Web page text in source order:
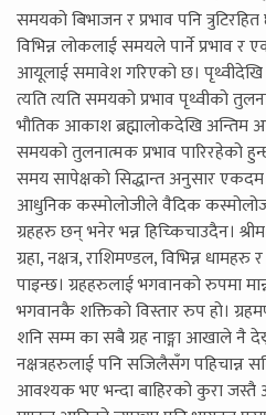
समयको बिभाजन र प्रभाव पनि
विभिन्न लोकलाई समयले पार्ने प्रभाव
आयूलाई समावेश गरिएको छ।
त्यति त्यति समयको प्रभाव पृथ्वीको
भौतिक आकाश ब्रह्मालोकदेखि अन्तिम
समयको तुलनात्मक प्रभाव पारिरहेको
समय सापेक्षको सिद्धान्त अनुसार
आधुनिक कस्मोलोजीले वैदिक
ग्रहहरु छन् भनेर भन्न हिच्किचाउदैन।
ग्रहा, नक्षत्र, राशिमण्डल, विभिन्न
पाइन्छ। ग्रहहरुलाई भगवानको रुपमा
भगवानकै शक्तिको विस्तार रुप हो।
शनि सम्म का सबै ग्रह नाङ्गा आखाले नै
नक्षत्रहरुलाई पनि सजिलैसँग पहिचान्न
आवश्यक भए भन्दा बाहिरको कुरा जस्तै